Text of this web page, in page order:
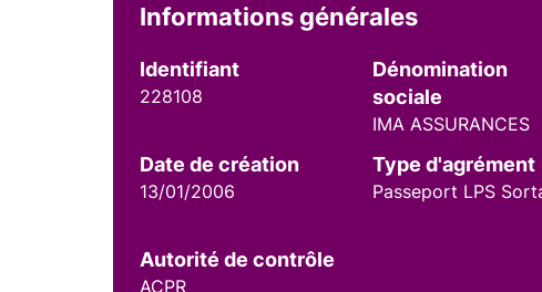
Informations générales
Identifiant
228108
Dénomination
sociale
IMA ASSURANCES
Date de création
13/01/2006
Type d'agrément
Passeport LPS
Autorité de contrôle
ACPR